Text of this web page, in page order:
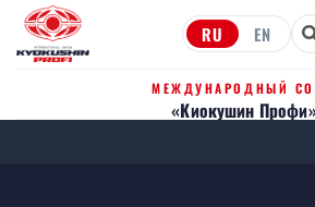
RU EN
МЕЖДУНАРОДНЫЙ
«Киокушин